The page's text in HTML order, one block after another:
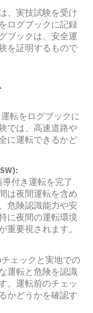
、実技試験を受け
ログブックに記録
ブックは、安全運
を証明するもので
転をログブックに
では、高速道路や
に運転できるかど
導付き運転を完了
は夜間運転を含め
危険認識能力や安
に夜間の運転環境
重要視されます。
ェックと実地での
運転と危険を認識
。運転前のチェッ
かどうかを確認す